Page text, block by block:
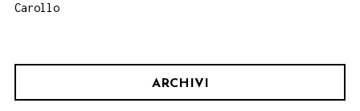
Carollo
ARCHIVI